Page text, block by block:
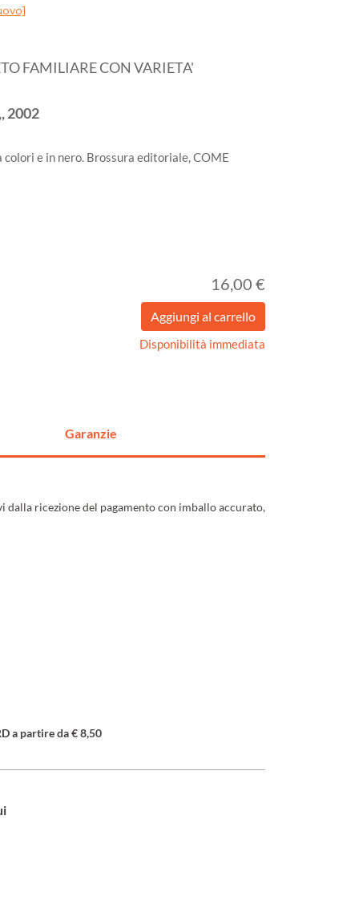
FAMILIARE CON VARIETA'
2002
e in nero. Brossura editoriale, COME
16,00 €
Disponibilità immediata
Garanzie
ricezione del pagamento con imballo accurato,
a partire da € 8,50